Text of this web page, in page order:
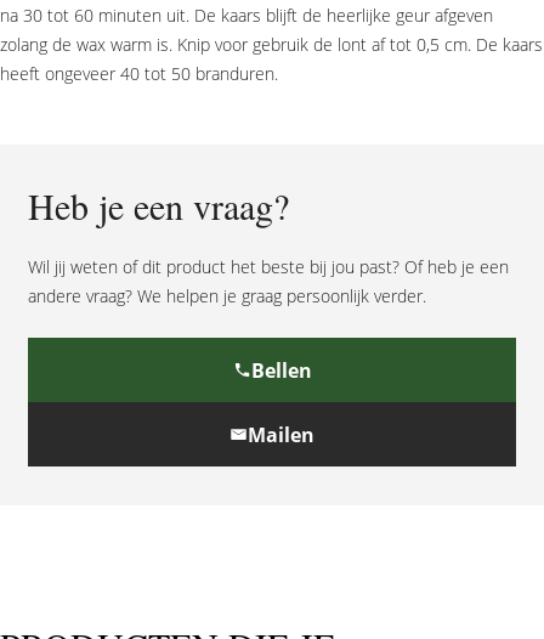
na 30 tot 60 minuten uit. De kaars blijft de heerlijke geur afgeven
zolang de wax warm is. Knip voor gebruik de lont af tot 0,5 cm. De kaars
heeft ongeveer 40 tot 50 branduren.
Heb je een vraag?
Wil jij weten of dit product het beste bij jou past? Of heb je een
andere vraag? We helpen je graag persoonlijk verder.
Bellen
Mailen